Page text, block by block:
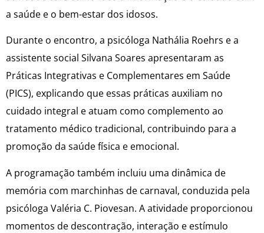
a saúde e o bem-estar dos idosos.
Durante o encontro, a psicóloga Nathália Roehrs e a
assistente social Silvana Soares apresentaram as
Práticas Integrativas e Complementares em Saúde
(PICS), explicando que essas práticas auxiliam no
cuidado integral e atuam como complemento ao
tratamento médico tradicional, contribuindo para a
promoção da saúde física e emocional.
A programação também incluiu uma dinâmica de
memória com marchinhas de carnaval, conduzida pela
psicóloga Valéria C. Piovesan. A atividade proporcionou
momentos de descontração, interação e estímulo